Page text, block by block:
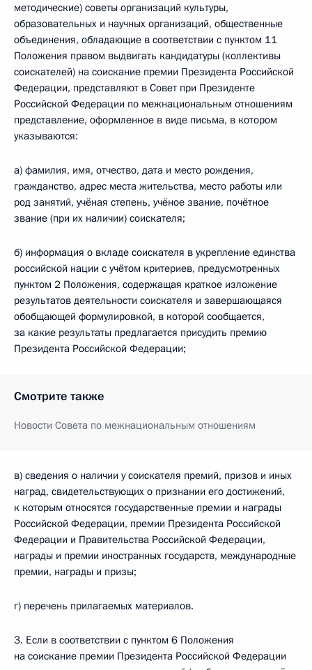
методические) советы организаций культуры,
образовательных и научных организаций, общественные
объединения, обладающие в соответствии с пунктом 11
Положения правом выдвигать кандидатуры (коллективы
соискателей) на соискание премии Президента Российской
Федерации, представляют в Совет при Президенте
Российской Федерации по межнациональным отношениям
представление, оформленное в виде письма, в котором
указываются:
а) фамилия, имя, отчество, дата и место рождения,
гражданство, адрес места жительства, место работы или
род занятий, учёная степень, учёное звание, почётное
звание (при их наличии) соискателя;
б) информация о вкладе соискателя в укрепление единства
российской нации с учётом критериев, предусмотренных
пунктом 2 Положения, содержащая краткое изложение
результатов деятельности соискателя и завершающаяся
обобщающей формулировкой, в которой сообщается,
за какие результаты предлагается присудить премию
Президента Российской Федерации;
Смотрите также
Новости Совета по межнациональным отношениям
в) сведения о наличии у соискателя премий, призов и иных
наград, свидетельствующих о признании его достижений,
к которым относятся государственные премии и награды
Российской Федерации, премии Президента Российской
Федерации и Правительства Российской Федерации,
награды и премии иностранных государств, международные
премии, награды и призы;
г) перечень прилагаемых материалов.
3. Если в соответствии с пунктом 6 Положения
на соискание премии Президента Российской Федерации